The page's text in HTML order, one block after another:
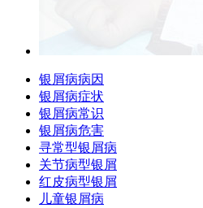
银屑病病因
银屑病症状
银屑病常识
银屑病危害
寻常型银屑病
关节病型银屑
红皮病型银屑
儿童银屑病